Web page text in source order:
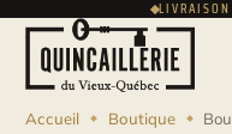
ENGLISHUSD
Accueil Boutique